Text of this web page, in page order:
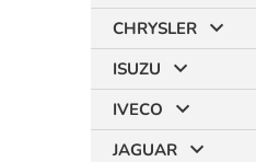
CHRYSLER
ISUZU
IVECO
JAGUAR